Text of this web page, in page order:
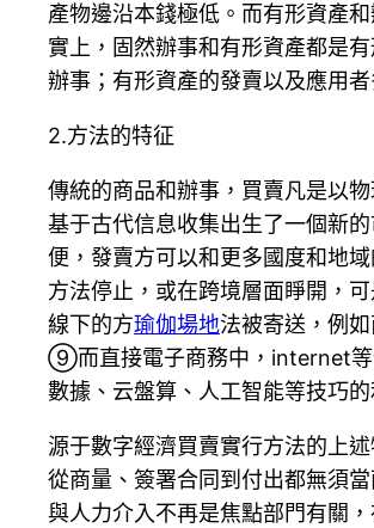
產物邊沿本錢極低。而有形資產
實上，固然辦事和有形資產都是
辦事；有形資產的發賣以及應用者
2.方法的特征
傳統的商品和辦事，買賣凡是以
基于古代信息收集出生了一個新
便，發賣方可以和更多國度和地
方法停止，或在跨境層面睜開，
線下的方瑜伽場地法被寄送，例
⑨而直接電子商務中，internet等
數據、云盤算、人工智能等技巧
源于數字經濟買賣實行方法的上
從商量、簽署合同到付出都無須
與人力介入不再是焦點部門有關